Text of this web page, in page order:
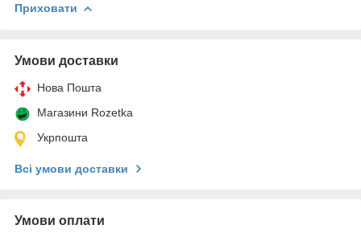
Приховати
Умови доставки
Нова Пошта
Магазини Rozetka
Укрпошта
Всі умови доставки
Умови оплати